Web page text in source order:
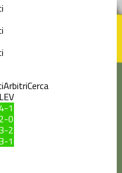
ArbitriCerca
LEV
4-1
2-0
3-2
3-1